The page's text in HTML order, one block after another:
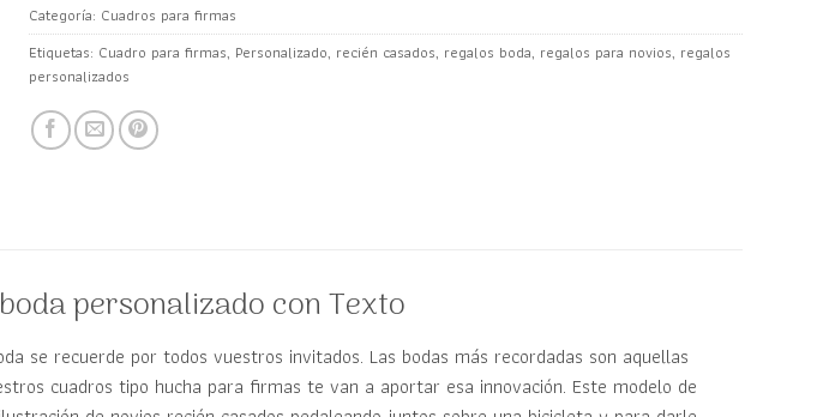
Categoría: Cuadros para firmas
Etiquetas: Cuadro para firmas, Personalizado, recién casados, regalos boda, regalos para novios, regalos
personalizados
personalizado con Texto
se recuerde por todos vuestros invitados. Las bodas más recordadas son aquellas
cuadros tipo hucha para firmas te van a aportar esa innovación. Este modelo de